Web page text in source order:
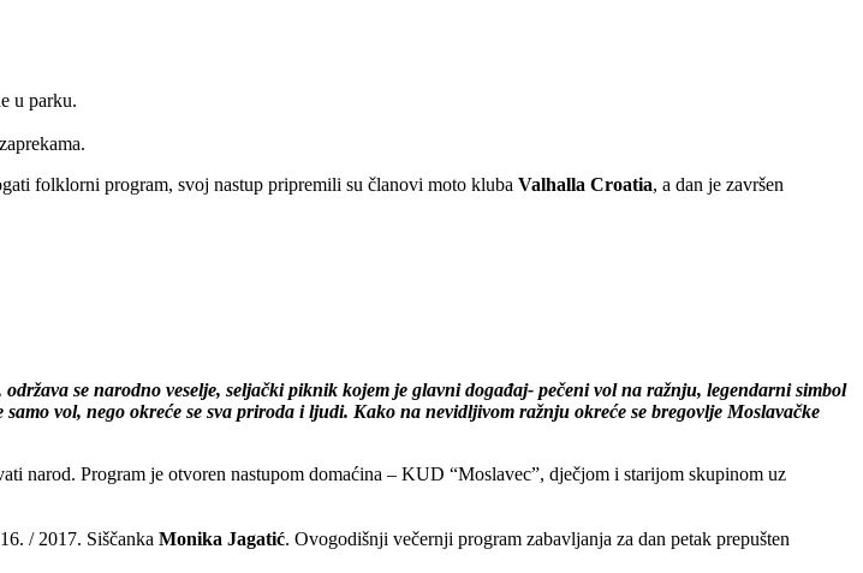
u parku.
folklorni program, svoj nastup pripremili su članovi moto kluba Valhalla Croatia, a dan je završen
se narodno veselje, seljački piknik kojem je glavni događaj- pečeni vol na ražnju, legendarni simbol
vol, nego okreće se sva priroda i ljudi. Kako na nevidljivom ražnju okreće se bregovlje Moslavačke
narod. Program je otvoren nastupom domaćina – KUD “Moslavec”, dječjom i starijom skupinom uz
/ 2017. Siščanka Monika Jagatić. Ovogodišnji večernji program zabavljanja za dan petak prepušten